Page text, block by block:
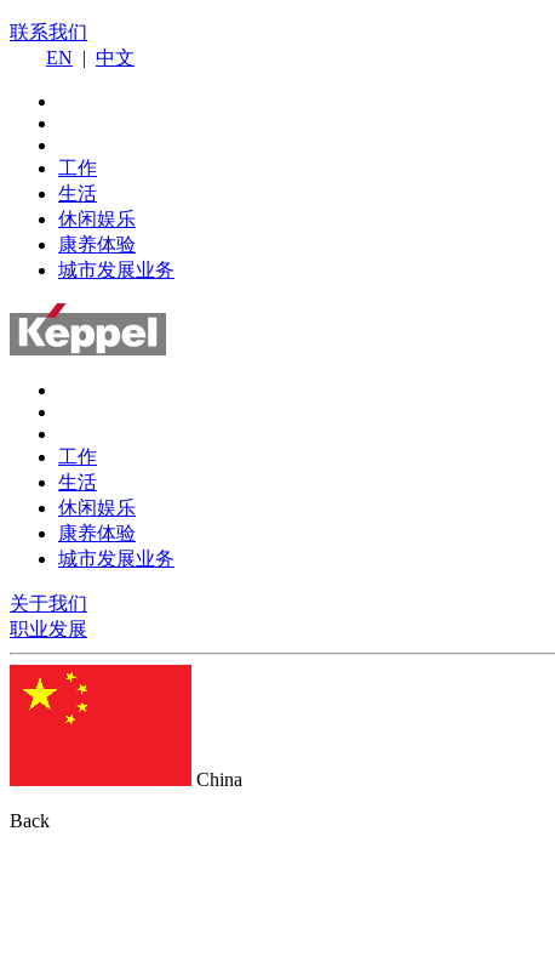
联系我们
EN | 中文
工作
生活
休闲娱乐
康养体验
城市发展业务
工作
生活
休闲娱乐
康养体验
城市发展业务
关于我们
职业发展
China
Back